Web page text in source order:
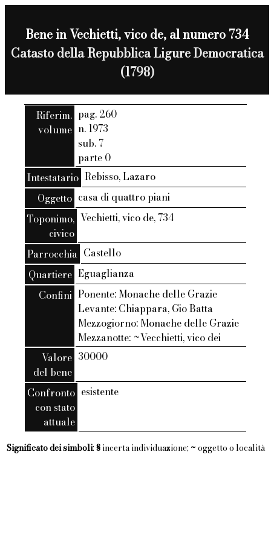
Bene in Vechietti, vico de, al numero 734
Catasto della Repubblica Ligure Democratica
(1798)
Riferim.
volume
pag. 260
n. 1973
sub. 7
parte 0
Intestatario Rebisso, Lazaro
Oggetto casa di quattro piani
Toponimo,
civico
Vechietti, vico de, 734
Parrocchia Castello
Quartiere Eguaglianza
Confini Ponente: Monache delle Grazie
Levante: Chiappara, Gio Batta
Mezzogiorno: Monache delle Grazie
Mezzanotte: ~Vecchietti, vico dei
Valore
del bene
30000
Confronto
con stato
attuale
esistente
Significato dei simboli: §incerta individuazione; ~ oggetto o località